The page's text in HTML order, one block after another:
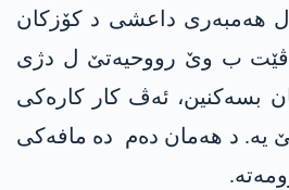
ھەمبەری داعشی د کۆزکان
ب وێ رووحیەتێ ل دژی
بسەکنین، ئەڤ کار کارەکی
یە. د ھەمان دەم دە مافەکی